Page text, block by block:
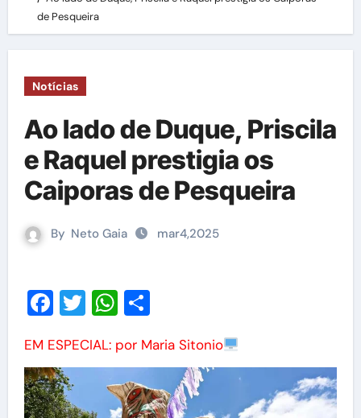
de Pesqueira
Notícias
Ao lado de Duque, Priscila
e Raquel prestigia os
Caiporas de Pesqueira
By Neto Gaia mar4,2025
Facebook
TwitterWhatsApp
Share
EM ESPECIAL: por Maria Sitonio